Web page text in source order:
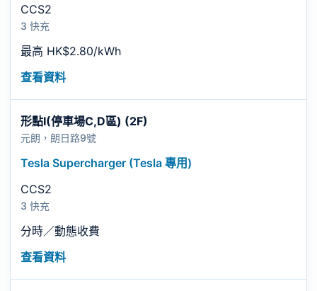
CCS2
3 快充
最高 HK$2.80/kWh
查看資料
形點I(停車場C,D區) (2F)
元朗，朗日路9號
Tesla Supercharger (Tesla 專用)
CCS2
3 快充
分時／動態收費
查看資料